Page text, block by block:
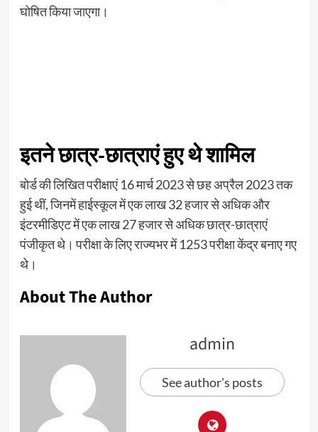
घोषित किया जाएगा।
इतने छात्र-छात्राएं हुए थे शामिल
बोर्ड की लिखित परीक्षाएं 16 मार्च 2023 से छह अप्रैल 2023 तक
हुई थीं, जिनमें हाईस्कूल में एक लाख 32 हजार से अधिक और
इंटरमीडिएट में एक लाख 27 हजार से अधिक छात्र-छात्राएं
पंजीकृत थे। परीक्षा के लिए राज्यभर में 1253 परीक्षा केंद्र बनाए गए
थे।
About The Author
admin
See author's posts